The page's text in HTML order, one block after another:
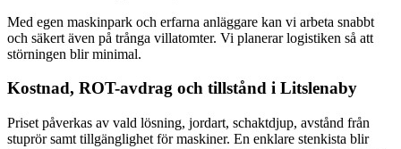
Med egen maskinpark och erfarna anläggare kan vi arbeta snabbt
och säkert även på trånga villatomter. Vi planerar logistiken så att
störningen blir minimal.
Kostnad, ROT-avdrag och tillstånd i Litslenaby
Priset påverkas av vald lösning, jordart, schaktdjup, avstånd från
stuprör samt tillgänglighet för maskiner. En enklare stenkista blir